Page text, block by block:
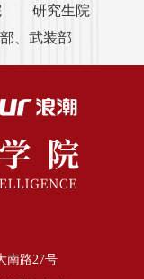
研究生院
、武装部
南路27号